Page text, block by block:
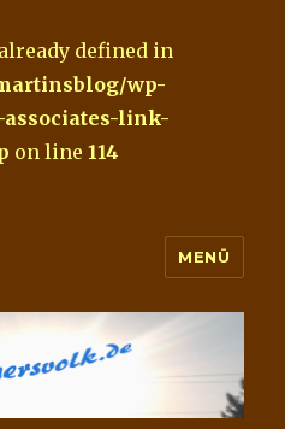
defined in
wp-
link-
on line 114
MENÜ